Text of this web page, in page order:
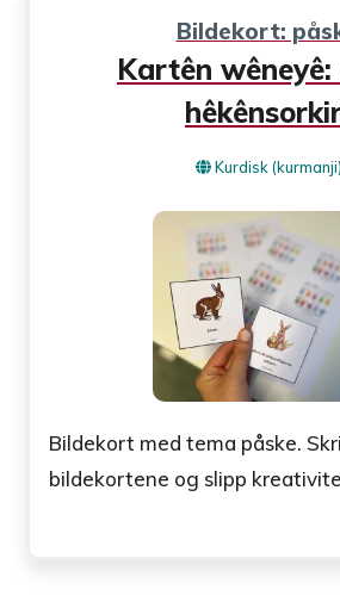
Bildekort:
Kartên wêneyê:
Kurdisk (kurmanji)
Bildekort med tema påske.
bildekortene og slipp